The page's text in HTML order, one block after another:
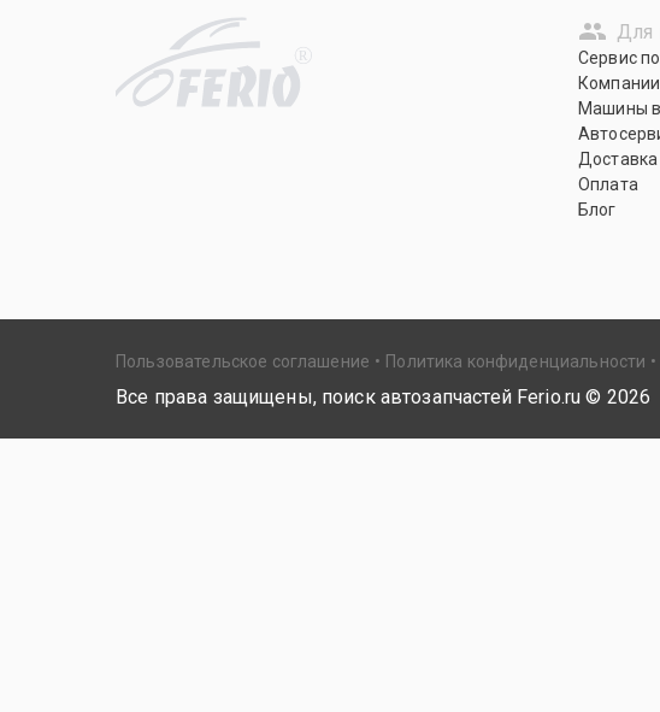
R
Для
Сервис
Компании
Машины
Доставка
Оплата
Блог
Пользовательское соглашение Политика конфиденциальности
Все права защищены, поиск автозапчастей Ferio.ru © 2026